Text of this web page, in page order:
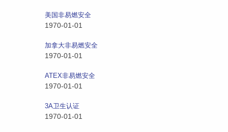
美国非易燃安全
1970-01-01
加拿大非易燃安全
1970-01-01
ATEX非易燃安全
1970-01-01
3A卫生认证
1970-01-01